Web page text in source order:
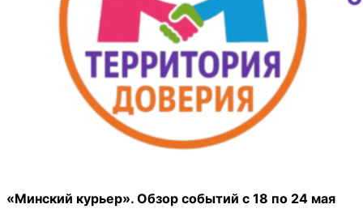
«Минский курьер». Обзор событий с 18 по 24 мая